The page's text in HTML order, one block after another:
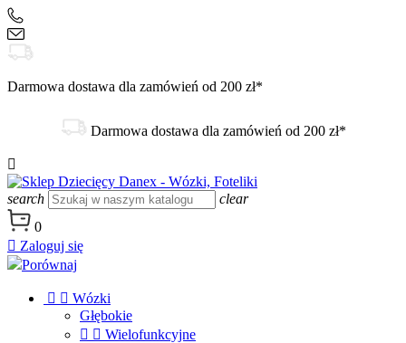
Darmowa dostawa dla zamówień od 200 zł*
Darmowa dostawa dla zamówień od 200 zł*

search
clear
0
 Zaloguj się
Porównaj
  Wózki
Głębokie
  Wielofunkcyjne